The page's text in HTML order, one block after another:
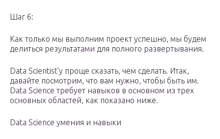
Шаг 6:
Как только мы выполним проект успешно, мы будем
делиться результатами для полного развертывания.
Data Scientist’у проще сказать, чем сделать. Итак,
давайте посмотрим, что вам нужно, чтобы быть им.
Data Science требует навыков в основном из трех
основных областей, как показано ниже.
Data Science умения и навыки